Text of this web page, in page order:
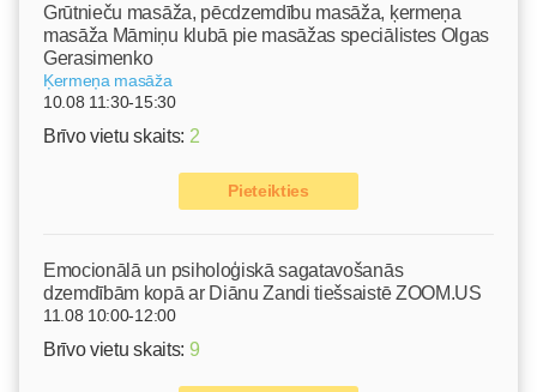
Grūtnieču masāža, pēcdzemdību masāža, ķermeņa
masāža Māmiņu klubā pie masāžas speciālistes Olgas
Gerasimenko
Ķermeņa masāža
10.08 11:30-15:30
Brīvo vietu skaits: 2
Pieteikties
Emocionālā un psiholoģiskā sagatavošanās
dzemdībām kopā ar Diānu Zandi tiešsaistē ZOOM.US
11.08 10:00-12:00
Brīvo vietu skaits: 9